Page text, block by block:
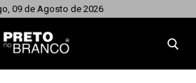
09 de Agosto de 2026